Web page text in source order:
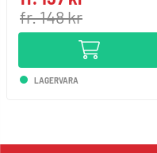
fr. 148 kr
LAGERVARA